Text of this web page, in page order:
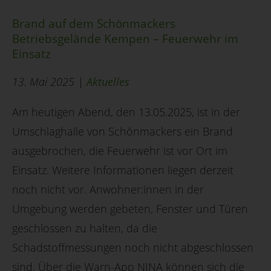
Brand auf dem Schönmackers
Betriebsgelände Kempen – Feuerwehr im
Einsatz
13. Mai 2025 |Aktuelles
Am heutigen Abend, den 13.05.2025, ist in der
Umschlaghalle von Schönmackers ein Brand
ausgebrochen, die Feuerwehr ist vor Ort im
Einsatz. Weitere Informationen liegen derzeit
noch nicht vor. Anwohner:innen in der
Umgebung werden gebeten, Fenster und Türen
geschlossen zu halten, da die
Schadstoffmessungen noch nicht abgeschlossen
sind. Über die Warn-App NINA können sich die